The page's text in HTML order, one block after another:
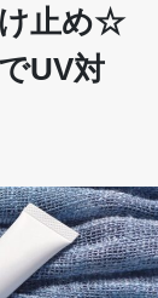
け止め☆
UV対